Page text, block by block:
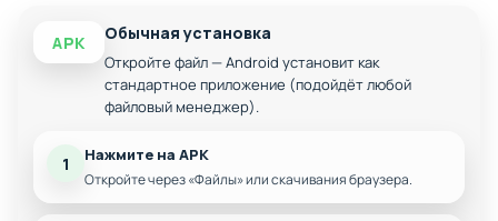
Гибкие инструменты для сортировки и
организации элементов
Стабильная и быстрая работа без лагов
регулярными обновлениями
Интеграция с уведомлениями через
дополнительный плагин
APK Обычная установка
Откройте файл — Android установит как
стандартное приложение (подойдёт любой
файловый менеджер).
1 Нажмите на APK
Откройте через «Файлы» или скачивания браузера.